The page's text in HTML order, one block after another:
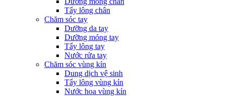
Tẩy lông chân
Chăm sóc tay
Dưỡng da tay
Dưỡng móng tay
Tẩy lông tay
Nước rửa tay
Chăm sóc vùng kín
Dung dịch vệ sinh
Tẩy lông vùng kín
Nước hoa vùng kín